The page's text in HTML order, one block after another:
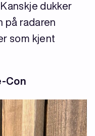
dukker
på radaren
som kjent
Con